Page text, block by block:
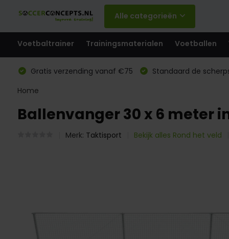
Alle categorieën
Voetbaltrainer Trainingsmaterialen Voetballen
Gratis verzending vanaf €75 Standaard de
Home
Ballenvanger 30 x 6 meter
Merk: Taktisport Bekijk alles Rond het veld